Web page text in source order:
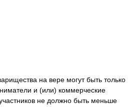
на вере могут быть только
и (или) коммерческие
не должно быть меньше